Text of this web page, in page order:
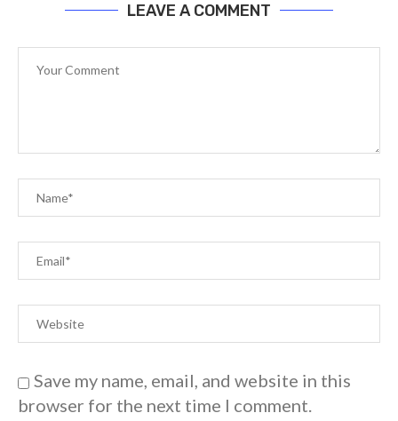
LEAVE A COMMENT
Save my name, email, and website in this
browser for the next time I comment.